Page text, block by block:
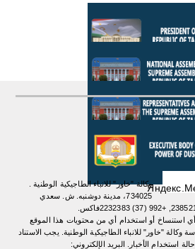
وكالة "خاور" للانباء الطاجيكية الوطنية .
734025، مدينة دوشنبه. ش. سعدي
أو استخدام أي من محتويات هذا الموقع
"خاور" للانباء الطاجيكية الوطنية. یجب الاستناد
استخدام الأخبار. البريد الإلكتروني: